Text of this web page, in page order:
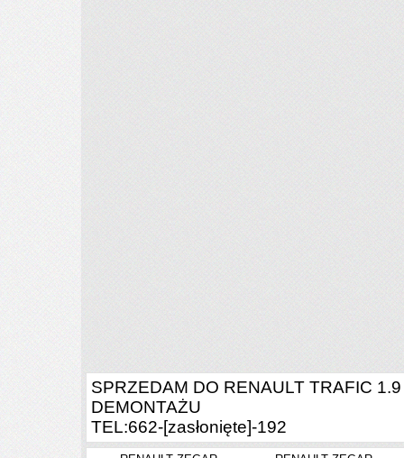
SPRZEDAM DO RENAULT TRAFIC
DEMONTAŻU
TEL:662-[zasłonięte]-192